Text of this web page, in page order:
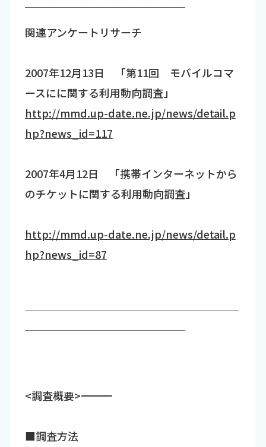
￣￣￣￣￣￣￣￣￣￣￣￣￣￣￣
関連アンケートリサーチ
2007年12月13日 「第11回 モバイルコマ
ースにに関する利用動向調査」
http://mmd.up-date.ne.jp/news/detail.p
hp?news_id=117
2007年4月12日 「携帯インターネットから
のチケットに関する利用動向調査」
http://mmd.up-date.ne.jp/news/detail.p
hp?news_id=87
￣￣￣￣￣￣￣￣￣￣￣￣￣￣￣￣￣￣￣￣
￣￣￣￣￣￣￣￣￣￣￣￣￣￣￣
<調査概要>――――――――――――――――――――――――――――――
■調査方法